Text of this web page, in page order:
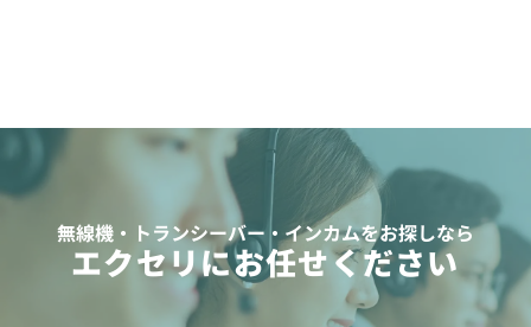
無線機・トランシーバー・インカムをお探しなら
エクセリにお任せください